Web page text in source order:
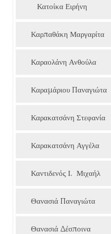
Κατοίκα Ειρήνη
Καρπαθάκη Μαργαρίτα
Καραολάνη Ανθούλα
Καραμάριου Παναγιώτα
Καρακατσάνη Στεφανία
Καρακατσάνη Αγγέλα
Καντιδενός Ι. Μιχαήλ
Θανασιά Παναγιώτα
Θανασιά Δέσποινα